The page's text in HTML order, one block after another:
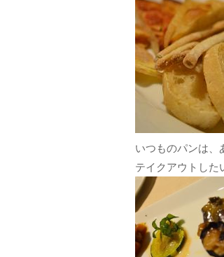
いつものパンは、
テイクアウトした